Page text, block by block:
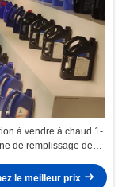
à vendre à chaud 1-
de remplissage de
5000ml
le meilleur prix